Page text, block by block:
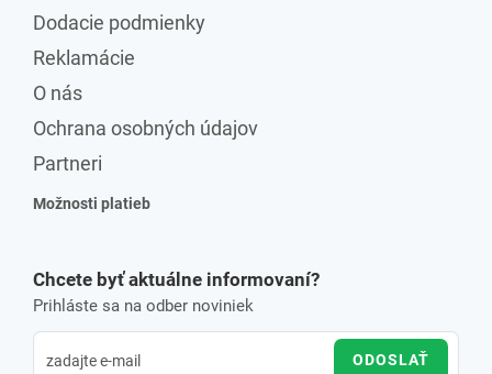
Dodacie podmienky
Reklamácie
O nás
Ochrana osobných údajov
Partneri
Možnosti platieb
Chcete byť aktuálne informovaní?
Prihláste sa na odber noviniek
ODOSLAŤ